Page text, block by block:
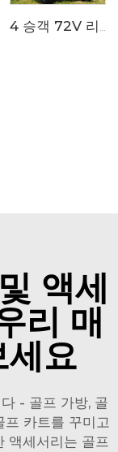
액세
리 매
세요
- 골프 가방, 골
프 카트를 꾸미고
액세서리는 골프